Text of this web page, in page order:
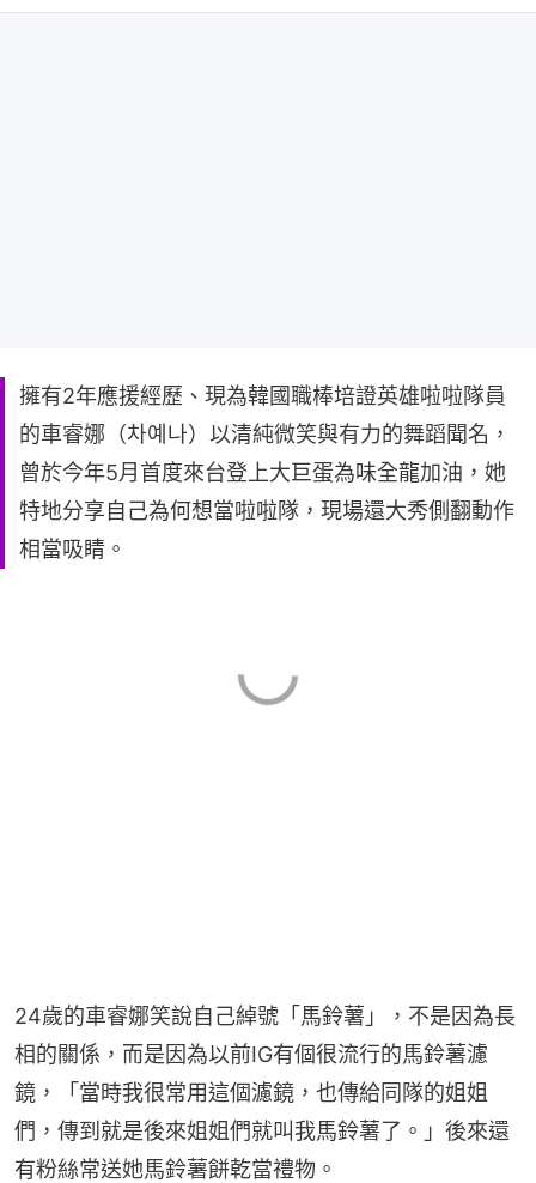
擁有2年應援經歷、現為韓國職棒培證英雄啦啦隊員
的車睿娜（차예나）以清純微笑與有力的舞蹈聞名，
曾於今年5月首度來台登上大巨蛋為味全龍加油，她
特地分享自己為何想當啦啦隊，現場還大秀側翻動作
相當吸睛。
24歲的車睿娜笑說自己綽號「馬鈴薯」，不是因為長
相的關係，而是因為以前IG有個很流行的馬鈴薯濾
鏡，「當時我很常用這個濾鏡，也傳給同隊的姐姐
們，傳到就是後來姐姐們就叫我馬鈴薯了。」後來還
有粉絲常送她馬鈴薯餅乾當禮物。